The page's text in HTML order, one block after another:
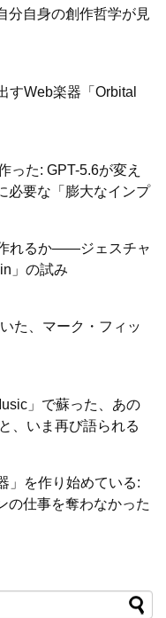
分自身の創作哲学が見
すWeb楽器「Orbital
った: GPT-5.6が変え
必要な「膨大なインプ
れるか——ジェスチャ
」の試み
た、マーク・フィッ
」で蘇った、あの
、いま再び語られる
」を作り始めている:
の仕事を奪わなかった